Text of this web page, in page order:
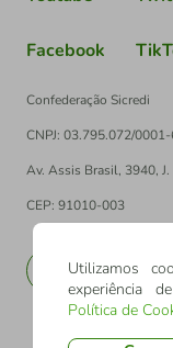
Facebook
Confederação Sicredi
CNPJ: 03.795.072/
Av. Assis Brasil, 3940,
CEP: 91010-003
EN
Utilizamos
experiência
Política de